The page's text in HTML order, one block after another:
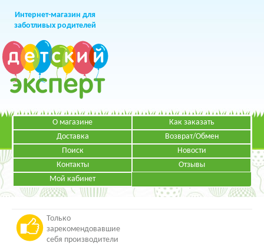
Интернет-магазин для
заботливых родителей
+7 (499)391-49-83Телефон в Москве
Режим работы:
Пн-Пт: с 09.00 до 19.00
НАПИСАТЬ ПИСЬМО
О магазине
Как заказать
Доставка
Возврат/Обмен
Поиск
Новости
Контакты
Отзывы
Мой кабинет
Только
зарекомендовавшие
себя производители